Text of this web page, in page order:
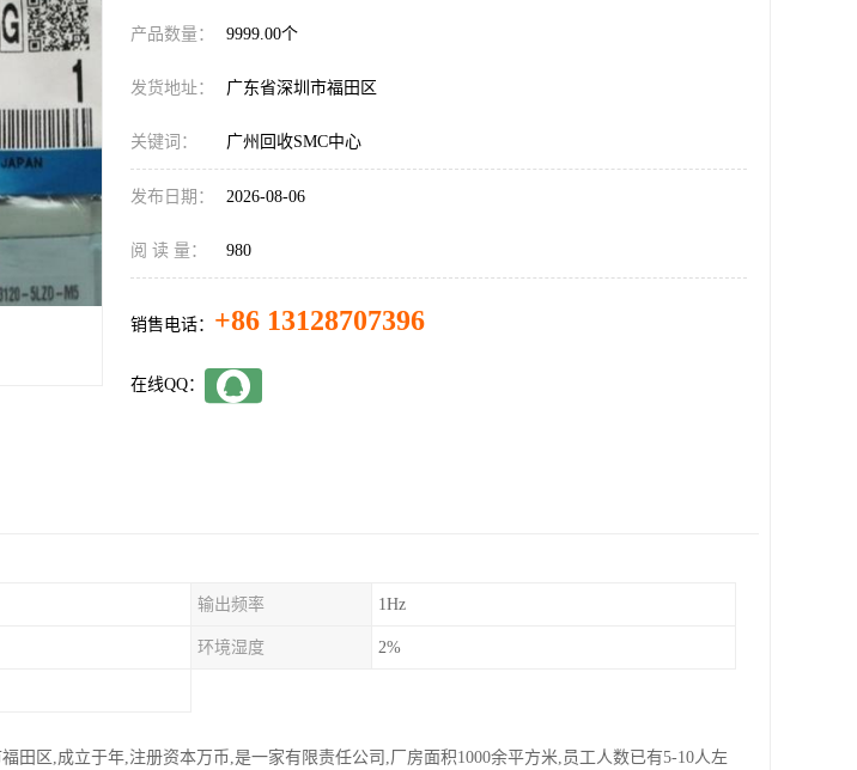
产品数量： 9999.00个
发货地址： 广东省深圳市福田区
关键词： 广州回收SMC中心
发布日期： 2026-08-06
阅 读 量： 980
销售电话： +86 13128707396
在线QQ：
输出频率 1Hz
环境湿度 2%
田区,成立于年,注册资本万币,是一家有限责任公司,厂房面积1000余平方米,员工人数已有5-10人左